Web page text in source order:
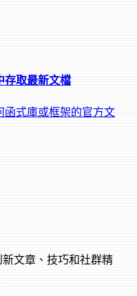
存取最新文檔
函式庫或框架的官方文
文章、技巧和社群精